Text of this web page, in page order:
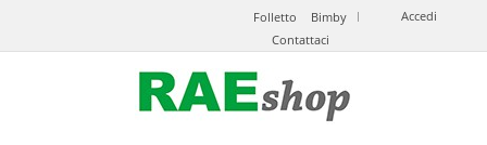
Accedi
Folletto
Bimby
Contattaci